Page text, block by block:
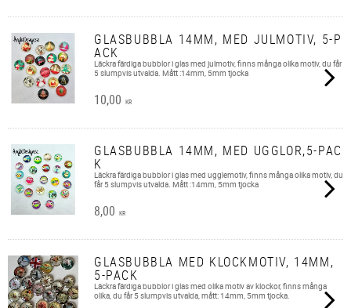
GLASBUBBLA 14MM, MED JULMOTIV, 5-P
ACK
Läckra färdiga bubblor i glas med julmotiv, finns många olika motiv, du får
5 slumpvis utvalda. Mått :14mm, 5mm tjocka
10,00 KR
GLASBUBBLA 14MM, MED UGGLOR,5-PAC
K
Läckra färdiga bubblor i glas med ugglemotiv, finns många olika motiv, du
får 5 slumpvis utvalda. Mått :14mm, 5mm tjocka
8,00 KR
GLASBUBBLA MED KLOCKMOTIV, 14MM,
5-PACK
Läckra färdiga bubblor i glas med olika motiv av klockor, finns många
olika, du får 5 slumpvis utvalda, mått: 14mm, 5mm tjocka.